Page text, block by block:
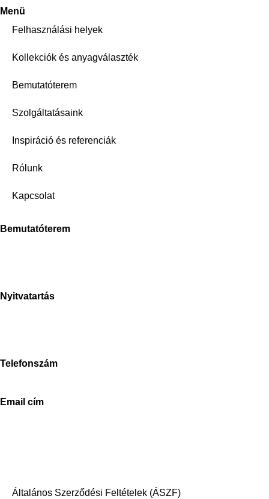
Menü
Felhasználási helyek
Kollekciók és anyagválaszték
Bemutatóterem
Szolgáltatásaink
Inspiráció és referenciák
Rólunk
Kapcsolat
Bemutatóterem
Nyitvatartás
Telefonszám
Email cím
Általános Szerződési Feltételek (ÁSZF)